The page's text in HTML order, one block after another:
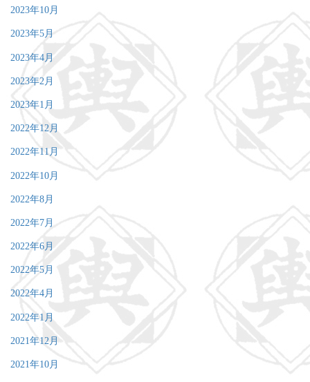
2023年10月
2023年5月
2023年4月
2023年2月
2023年1月
2022年12月
2022年11月
2022年10月
2022年8月
2022年7月
2022年6月
2022年5月
2022年4月
2022年1月
2021年12月
2021年10月